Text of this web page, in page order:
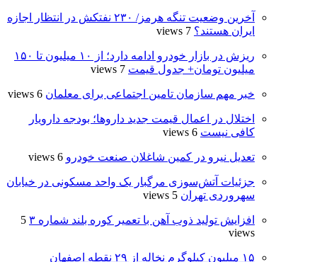
آخرین وضعیت تنگه هرمز/ ۲۳۰ نفتکش در انتظار اجازه
ایران هستند؟ 7 views
ریزش در بازار خودرو ادامه دارد؛ از ۱۰ میلیون تا ۱۵۰
میلیون تومان+ جدول قیمت 7 views
خبر مهم سازمان تامین اجتماعی برای معلمان 6 views
اختلال در اعمال قیمت‌ جدید داروها؛ بودجه دارویار
کافی نیست 6 views
تعدیل نیرو در کمین شاغلان صنعت خودرو 6 views
جزئیات آتش‌سوزی مرگبار یک واحد مسکونی در خیابان
سهروردی تهران 5 views
افزایش تولید ذوب آهن با تعمیر کوره بلند شماره ۳
5
views
۱۵ میلیون کیلوگرم نخاله از ۲۹ نقطه اصفهان